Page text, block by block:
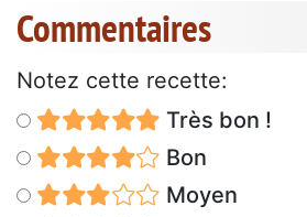
Commentaires
Notez cette recette:
Très bon !
Bon
Moyen